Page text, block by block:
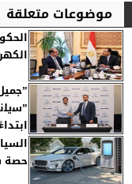
موضوعات متعلقة
حصة